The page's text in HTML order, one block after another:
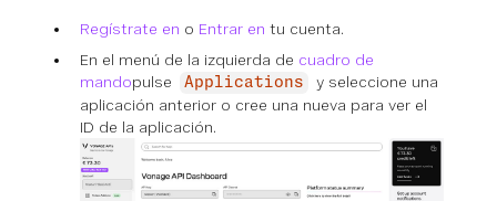
Regístrate en o Entrar en tu cuenta.
En el menú de la izquierda de cuadro de
mandopulse Applications
y seleccione una
aplicación anterior o cree una nueva para ver el
ID de la aplicación.